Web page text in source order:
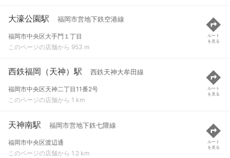
大濠公園駅 福岡市営地下鉄空港線
福岡市中央区大手門１丁目
このページの店舗から 953 m
ルート
を見る
西鉄福岡（天神）駅 西鉄天神大牟田線
福岡市中央区天神二丁目11番2号
このページの店舗から 1 km
ルート
を見る
天神南駅 福岡市営地下鉄七隈線
福岡市中央区渡辺通
このページの店舗から 1.2 km
ルート
を見る